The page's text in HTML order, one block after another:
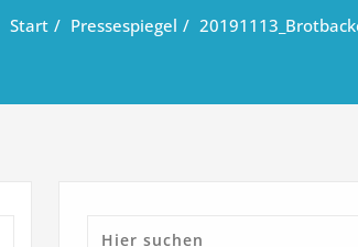
Start Pressespiegel